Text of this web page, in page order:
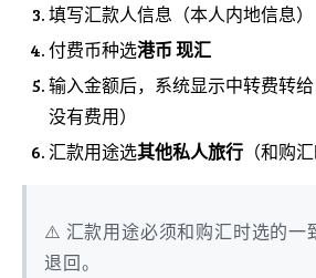
填写汇款人信息（本人内地信息）
付费币种选港币 现汇
输入金额后，系统显示中转费转
没有费用）
汇款用途选其他私人旅行 （和购
⚠️ 汇款用途必须和购汇时选的一
退回。